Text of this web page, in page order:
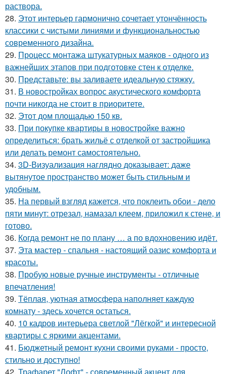
раствора.
28. Этот интерьер гармонично сочетает утончённость
классики с чистыми линиями и функциональностью
современного дизайна.
29. Процесс монтажа штукатурных маяков - одного из
важнейших этапов при подготовке стен к отделке.
30. Представьте: вы заливаете идеальную стяжку.
31. В новостройках вопрос акустического комфорта
почти никогда не стоит в приоритете.
32. Этот дом площадью 150 кв.
33. При покупке квартиры в новостройке важно
определиться: брать жильё с отделкой от застройщика
или делать ремонт самостоятельно.
34. 3D-Визуализация наглядно доказывает: даже
вытянутое пространство может быть стильным и
удобным.
35. На первый взгляд кажется, что поклеить обои - дело
пяти минут: отрезал, намазал клеем, приложил к стене, и
готово.
36. Когда ремонт не по плану … а по вдохновению идёт.
37. Эта мастер - спальня - настоящий оазис комфорта и
красоты.
38. Пробую новые ручные инструменты - отличные
впечатления!
39. Тёплая, уютная атмосфера наполняет каждую
комнату - здесь хочется остаться.
40. 10 кадров интерьера светлой "Лёгкой" и интересной
квартиры с яркими акцентами.
41. Бюджетный ремонт кухни своими руками - просто,
стильно и доступно!